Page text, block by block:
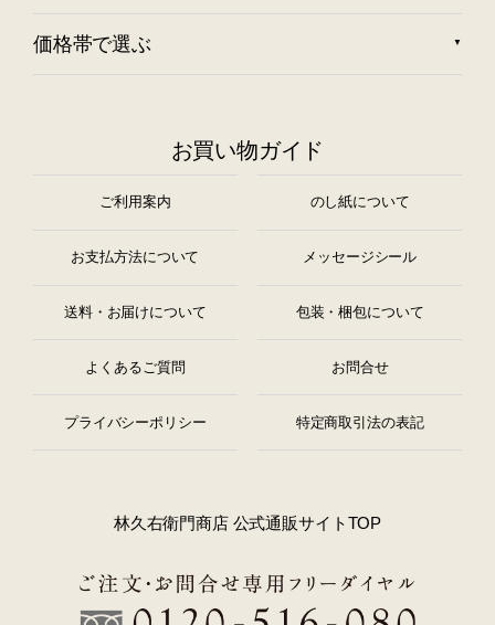
価格帯で選ぶ
お買い物ガイド
ご利用案内 のし紙について
お支払方法について メッセージシール
送料・お届けについて 包装・梱包について
よくあるご質問 お問合せ
プライバシーポリシー 特定商取引法の表記
林久右衛門商店 公式通販サイトTOP